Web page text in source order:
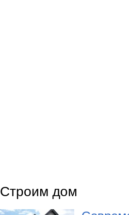
Строим дом